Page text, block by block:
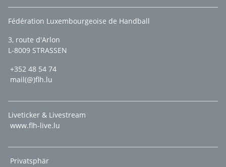
Fédération Luxembourgeoise de Handball
3, route d'Arlon
L-8009 STRASSEN
+352 48 54 74
mail(@)flh.lu
Liveticker & Livestream
www.flh-live.lu
Privatsphär